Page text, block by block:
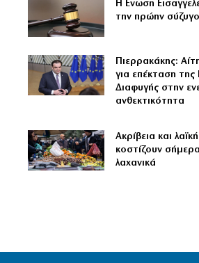
Η Ενωση
την πρώην
Πιερρακάκης:
για επέκταση της
Διαφυγής στην
ανθεκτικότητα
Ακρίβεια και
κοστίζουν
λαχανικά